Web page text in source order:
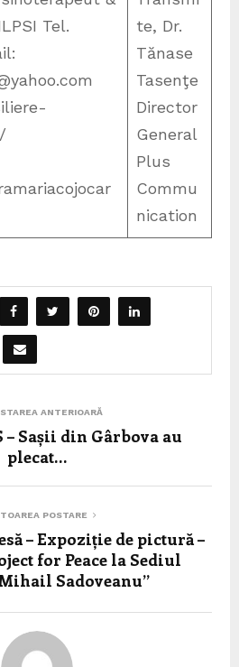
Tel.
te, Dr.
Tănase
Tasenţe
Director
General
Plus
Commu
nication
ANTERIOARĂ
– Sașii din Gârbova au
plecat…
POSTARE
– Expoziție de pictură –
for Peace la Sediul
Sadoveanu”